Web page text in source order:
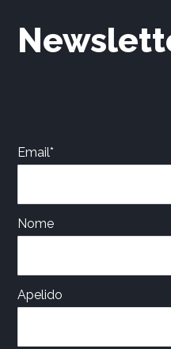
Email*
Nome
Apelido